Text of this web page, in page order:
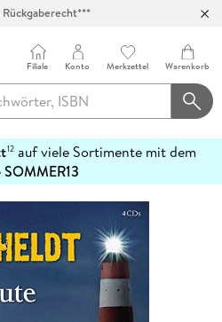
Rückgaberecht***
Filiale Konto Merkzettel Warenkorb
12auf viele Sortimente mit dem
SOMMER13